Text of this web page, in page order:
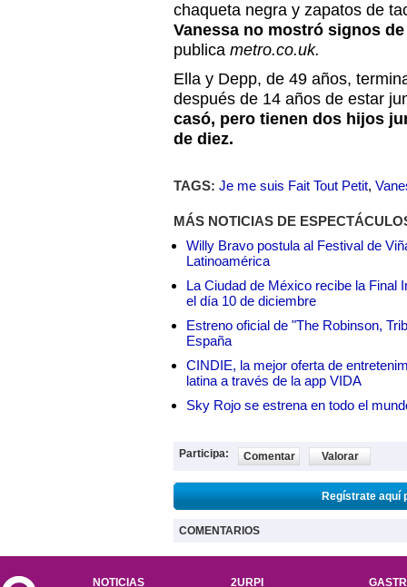
chaqueta negra y zapatos de
Vanessa no mostró signos
publica metro.co.uk.
Ella y Depp, de 49 años,
después de 14 años de estar
casó, pero tienen dos hijos
de diez.
TAGS: Je me suis Fait Tout Petit,
MÁS NOTICIAS DE
Willy Bravo postula al Festival de
Latinoamérica
La Ciudad de México recibe la Final
el día 10 de diciembre
Estreno oficial de "The Robinson,
España
CINDIE, la mejor oferta de
latina a través de la app VIDA
Sky Rojo se estrena en todo el
Participa: Comentar Valorar
Regístrate aquí
COMENTARIOS
NOTICIAS 2URPI